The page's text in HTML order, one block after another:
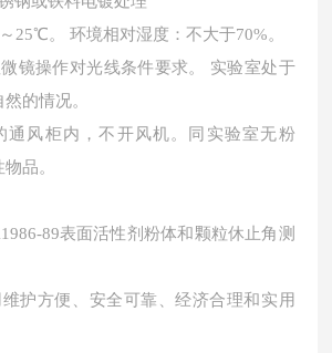
25℃。 环境相对湿度：不大于70%。
镜操作对光线条件要求。
实验室处于
的情况。
通风柜内，不开风机。同实验室无粉
品。
89表面活性剂粉体和颗粒休止角测
护方便、安全可靠、经济合理和实用